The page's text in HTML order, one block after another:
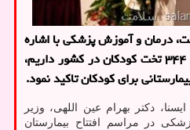
درمان و آموزش پزشکی با اشاره
به اینکه هم اکنون ۱۵ هزار و ۳۴۴ تخت کودکان در کشور داریم،
برای کودکان تاکید نمود.
دکتر بهرام عین اللهی، وزیر
در مراسم افتتاح بیمارستان